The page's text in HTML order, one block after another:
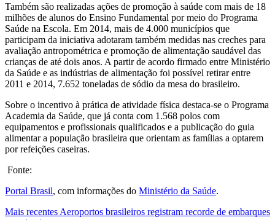
Também são realizadas ações de promoção à saúde com mais de 18
milhões de alunos do Ensino Fundamental por meio do Programa
Saúde na Escola. Em 2014, mais de 4.000 municípios que
participam da iniciativa adotaram também medidas nas creches para
avaliação antropométrica e promoção de alimentação saudável das
crianças de até dois anos. A partir de acordo firmado entre Ministério
da Saúde e as indústrias de alimentação foi possível retirar entre
2011 e 2014, 7.652 toneladas de sódio da mesa do brasileiro.
Sobre o incentivo à prática de atividade física destaca-se o Programa
Academia da Saúde, que já conta com 1.568 polos com
equipamentos e profissionais qualificados e a publicação do guia
alimentar a população brasileira que orientam as famílias a optarem
por refeições caseiras.
Fonte:
Portal Brasil, com informações do Ministério da Saúde.
Mais recentes Aeroportos brasileiros registram recorde de embarques